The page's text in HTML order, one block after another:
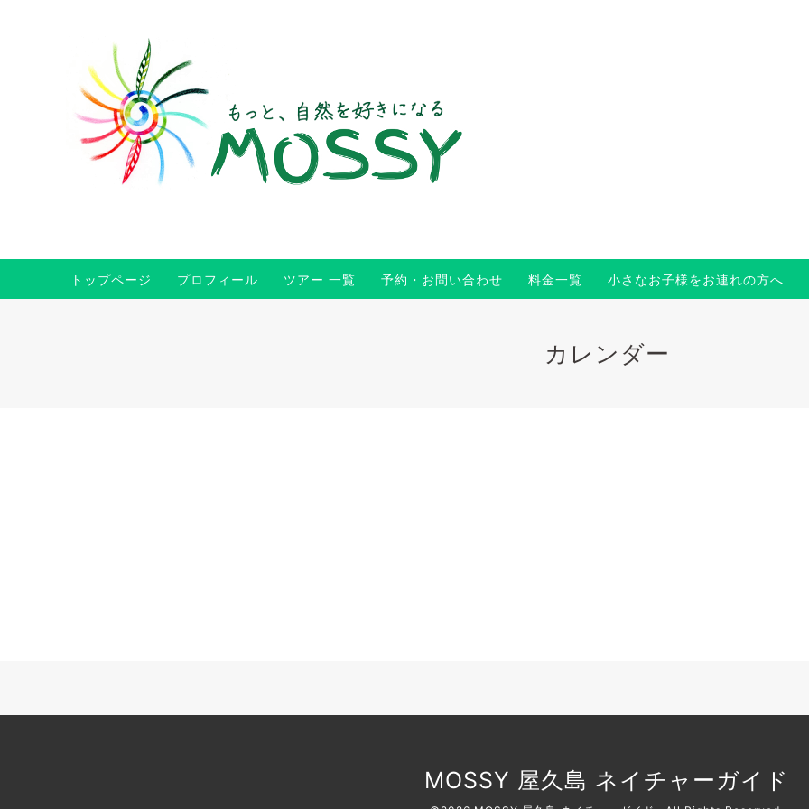
トップページ プロフィール ツアー 一覧 予約・お問い合わせ 料金一覧 小さなお子様をお連れの方へ
カレンダー
MOSSY 屋久島 ネイチャーガイド